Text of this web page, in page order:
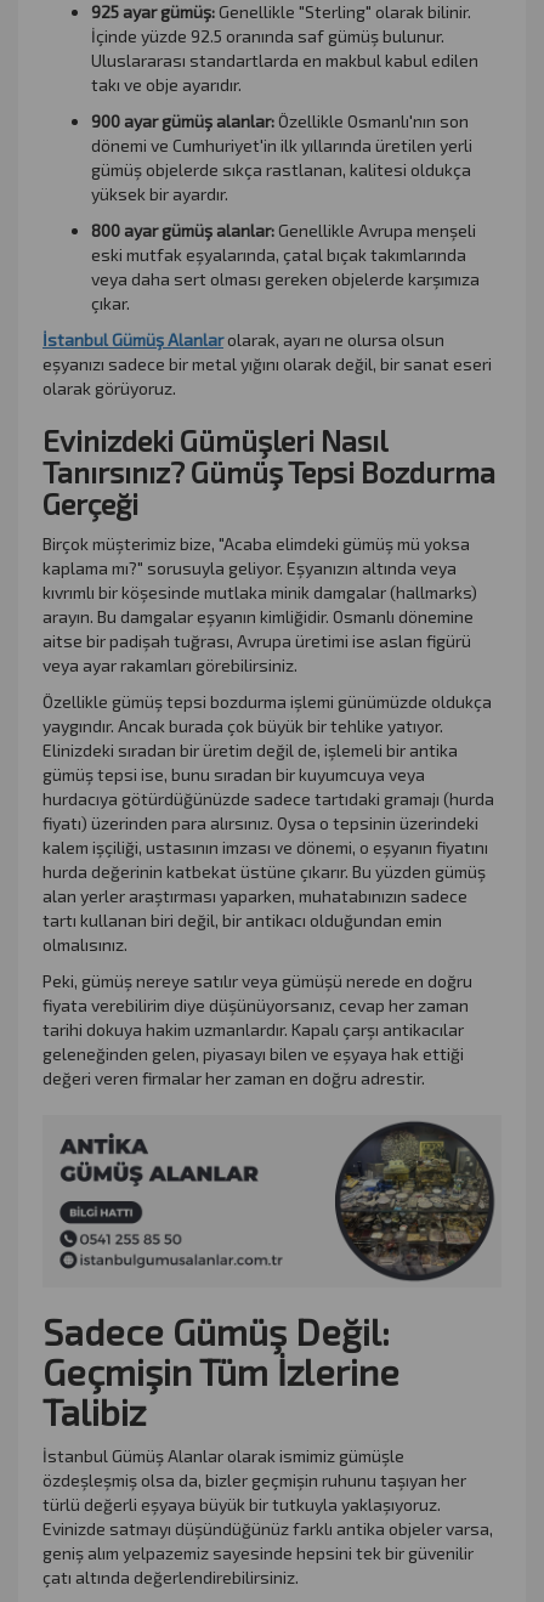
925 ayar gümüş: Genellikle "Sterling" olarak bilinir.
İçinde yüzde 92.5 oranında saf gümüş bulunur.
Uluslararası standartlarda en makbul kabul edilen
takı ve obje ayarıdır.
900 ayar gümüş alanlar: Özellikle Osmanlı'nın son
dönemi ve Cumhuriyet'in ilk yıllarında üretilen yerli
gümüş objelerde sıkça rastlanan, kalitesi oldukça
yüksek bir ayardır.
800 ayar gümüş alanlar: Genellikle Avrupa menşeli
eski mutfak eşyalarında, çatal bıçak takımlarında
veya daha sert olması gereken objelerde karşımıza
çıkar.
İstanbul Gümüş Alanlarolarak, ayarı ne olursa olsun
eşyanızı sadece bir metal yığını olarak değil, bir sanat eseri
olarak görüyoruz.
Evinizdeki Gümüşleri Nasıl
Tanırsınız? Gümüş Tepsi Bozdurma
Gerçeği
Birçok müşterimiz bize, "Acaba elimdeki gümüş mü yoksa
kaplama mı?" sorusuyla geliyor. Eşyanızın altında veya
kıvrımlı bir köşesinde mutlaka minik damgalar (hallmarks)
arayın. Bu damgalar eşyanın kimliğidir. Osmanlı dönemine
aitse bir padişah tuğrası, Avrupa üretimi ise aslan figürü
veya ayar rakamları görebilirsiniz.
Özellikle gümüş tepsi bozdurma işlemi günümüzde oldukça
yaygındır. Ancak burada çok büyük bir tehlike yatıyor.
Elinizdeki sıradan bir üretim değil de, işlemeli bir antika
gümüş tepsi ise, bunu sıradan bir kuyumcuya veya
hurdacıya götürdüğünüzde sadece tartıdaki gramajı (hurda
fiyatı) üzerinden para alırsınız. Oysa o tepsinin üzerindeki
kalem işçiliği, ustasının imzası ve dönemi, o eşyanın fiyatını
hurda değerinin katbekat üstüne çıkarır. Bu yüzden gümüş
alan yerler araştırması yaparken, muhatabınızın sadece
tartı kullanan biri değil, bir antikacı olduğundan emin
olmalısınız.
Peki, gümüş nereye satılır veya gümüşü nerede en doğru
fiyata verebilirim diye düşünüyorsanız, cevap her zaman
tarihi dokuya hakim uzmanlardır. Kapalı çarşı antikacılar
geleneğinden gelen, piyasayı bilen ve eşyaya hak ettiği
değeri veren firmalar her zaman en doğru adrestir.
Sadece Gümüş Değil:
Geçmişin Tüm İzlerine
Talibiz
İstanbul Gümüş Alanlar olarak ismimiz gümüşle
özdeşleşmiş olsa da, bizler geçmişin ruhunu taşıyan her
türlü değerli eşyaya büyük bir tutkuyla yaklaşıyoruz.
Evinizde satmayı düşündüğünüz farklı antika objeler varsa,
geniş alım yelpazemiz sayesinde hepsini tek bir güvenilir
çatı altında değerlendirebilirsiniz.